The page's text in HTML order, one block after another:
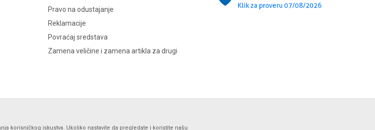
Pravo na odustajanje
Reklamacije
Povraćaj sredstava
Zamena veličine i zamena artikla za drugi
korisničkog iskustva. Ukoliko nastavite da pregledate i koristite našu